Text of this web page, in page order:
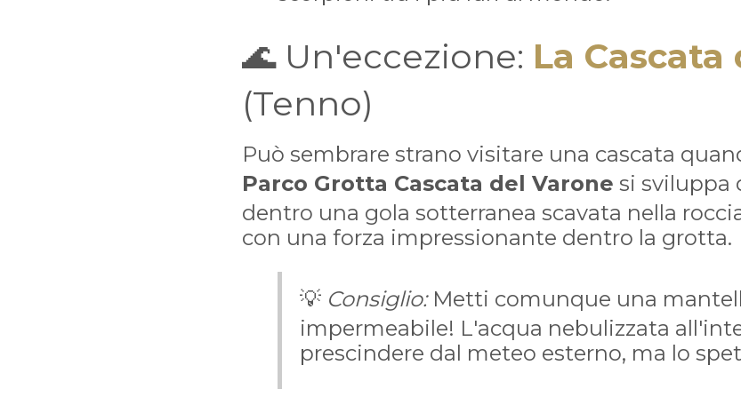
🌊 Un'eccezione: La
(Tenno)
Può sembrare strano visitare una cascata
Parco Grotta Cascata del Varone si sviluppa
dentro una gola sotterranea scavata nella
con una forza impressionante dentro la grotta.
💡 Consiglio:Metti comunque una
impermeabile! L'acqua nebulizzata
prescindere dal meteo esterno, ma lo